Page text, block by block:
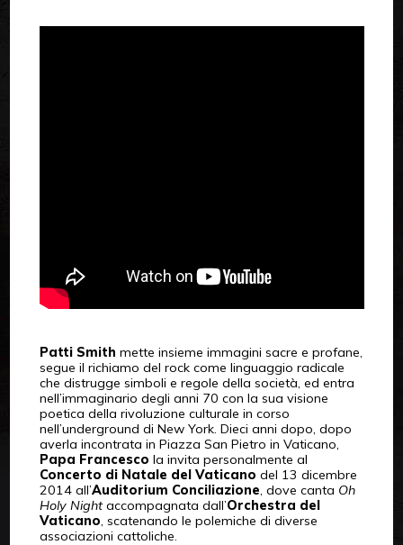
Patti Smith mette insieme immagini sacre e profane,
segue il richiamo del rock come linguaggio radicale
che distrugge simboli e regole della società, ed entra
nell’immaginario degli anni 70 con la sua visione
poetica della rivoluzione culturale in corso
nell’underground di New York. Dieci anni dopo, dopo
averla incontrata in Piazza San Pietro in Vaticano,
Papa Francesco la invita personalmente al
Concerto di Natale del Vaticano del 13 dicembre
2014 all’Auditorium Conciliazione, dove canta Oh
Holy Nightaccompagnata dall’Orchestra del
Vaticano, scatenando le polemiche di diverse
associazioni cattoliche.